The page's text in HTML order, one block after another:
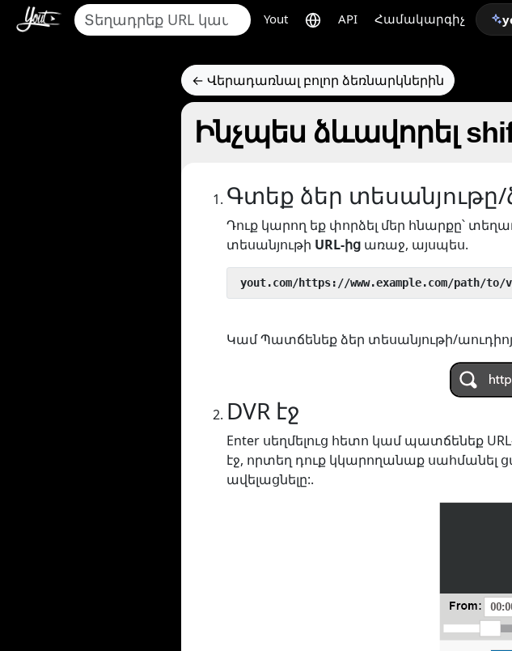
Yout API Համակարգիչ
← Վերադառնալ բոլոր ձեռնարկներին
Ինչպես ձևավորել
Գտեք ձեր տեսանյութը/
Դուք կարող եք փորձել մեր հնարքը՝
տեսանյութի URL-ից առաջ, այսպես.
yout.com/https://www.example.com/path/to/
Կամ Պատճենեք ձեր տեսանյութի/
DVR էջ
Enter սեղմելուց հետո կամ պատճենեք
էջ, որտեղ դուք կկարողանաք սահմանել
ավելացնելը:.